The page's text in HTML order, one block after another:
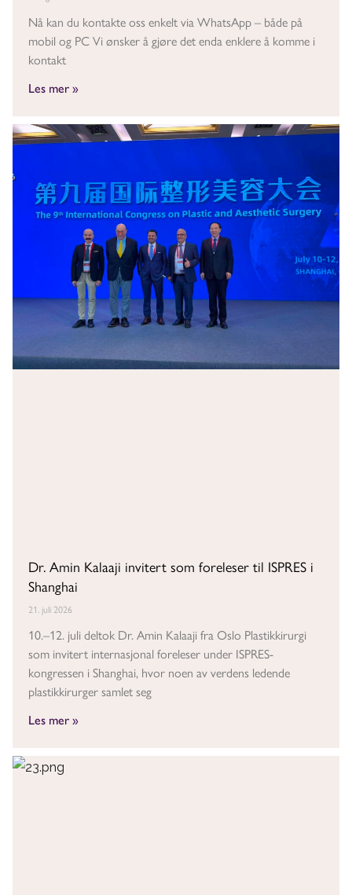
Nå kan du kontakte oss enkelt via WhatsApp – både på
mobil og PC Vi ønsker å gjøre det enda enklere å komme i
kontakt
Les mer »
Dr. Amin Kalaaji invitert som foreleser til ISPRES i
Shanghai
21. juli 2026
10.–12. juli deltok Dr. Amin Kalaaji fra Oslo Plastikkirurgi
som invitert internasjonal foreleser under ISPRES-
kongressen i Shanghai, hvor noen av verdens ledende
plastikkirurger samlet seg
Les mer »